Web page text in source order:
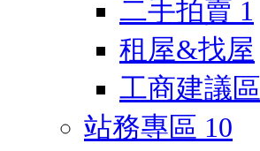
二手拍賣 1
租屋&找屋
工商建議區
站務專區 10